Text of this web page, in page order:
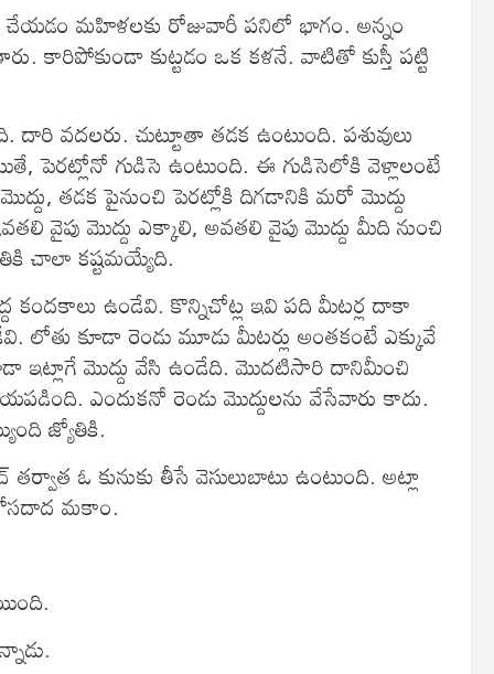
చేయడం మహిళలకు రోజువారీ పనిలో భాగం. అన్నం
కారిపోకుండా కుట్టడం ఒక కళనే. వాటితో కుస్తీ పట్టి
దారి వదలరు. చుట్టూతా తడక ఉంటుంది. పశువులు
పెరట్లోనో గుడిసె ఉంటుంది. ఈ గుడిసెలోకి వెళ్లాలంటే
తడక పైనుంచి పెరట్లోకి దిగడానికి మరో మొద్దు
వైపు మొద్దు ఎక్కాలి, అవతలి వైపు మొద్దు మీది నుంచి
చాలా కష్టమయ్యేది.
కందకాలు ఉండేవి. కొన్నిచోట్ల ఇవి పది మీటర్ల దాకా
లోతు కూడా రెండు మూడు మీటర్లు అంతకంటే ఎక్కువే
ఇట్లాగే మొద్దు వేసి ఉండేది. మొదటిసారి దానిమీంచి
ఎందుకనో రెండు మొద్దులను వేసేవారు కాదు.
జ్యోతికి.
ఓ కునుకు తీసే వెసులుబాటు ఉంటుంది. అట్లా
కోసదాద మకాం.